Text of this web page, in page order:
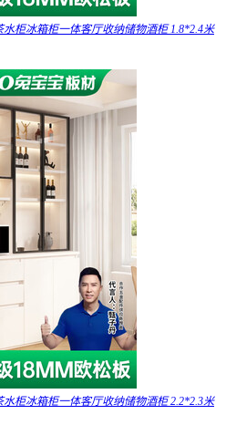
柜冰箱柜一体客厅收纳储物酒柜 1.8*2.4米
柜冰箱柜一体客厅收纳储物酒柜 2.2*2.3米